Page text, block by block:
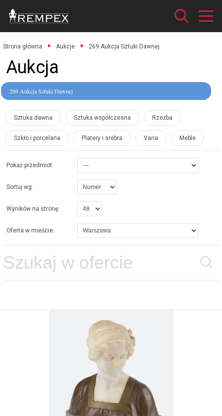
Strona główna Aukcje 269 Aukcja Sztuki Dawnej
Aukcja
269 Aukcja Sztuki Dawnej
Sztuka dawna Sztuka współczesna Rzeźba
Szkło i porcelana Platery i srebra Varia Meble
Pokaż przedmiot:
Sortuj wg:
Wyników na stronę:
Oferta w mieście: